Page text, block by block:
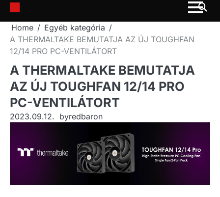
Skip
content
Home
Egyéb kategória
A THERMALTAKE BEMUTATJA AZ ÚJ TOUGHFAN
12/14 PRO PC-VENTILÁTORT
A THERMALTAKE BEMUTATJA
AZ ÚJ TOUGHFAN 12/14 PRO
PC-VENTILÁTORT
2023.09.12. byredbaron